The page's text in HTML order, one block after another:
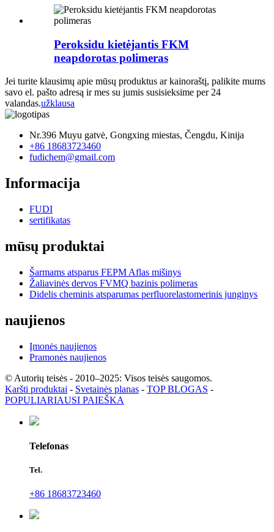
Peroksidu kietėjantis FKM
neapdorotas polimeras
Jei turite klausimų apie mūsų produktus ar kainoraštį, palikite mums
savo el. pašto adresą ir mes su jumis susisieksime per 24
valandas.užklausa
Nr.396 Muyu gatvė, Gongxing miestas, Čengdu, Kinija
+86 18683723460
fudichem@gmail.com
Informacija
FUDI
sertifikatas
mūsų produktai
Šarmams atsparus FEPM Aflas mišinys
Žaliavinės dervos FVMQ bazinis polimeras
Didelis cheminis atsparumas perfluorelastomerinis junginys
naujienos
Įmonės naujienos
Pramonės naujienos
© Autorių teisės - 2010–2025: Visos teisės saugomos.
Karšti produktai - Svetainės planas - TOP BLOGAS -
POPULIARIAUSI PAIEŠKA
Telefonas
Tel.
+86 18683723460